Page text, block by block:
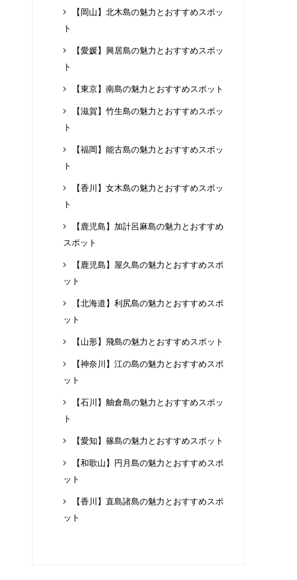
【岡山】北木島の魅力とおすすめスポッ
ト
【愛媛】興居島の魅力とおすすめスポッ
ト
【東京】南島の魅力とおすすめスポット
【滋賀】竹生島の魅力とおすすめスポッ
ト
【福岡】能古島の魅力とおすすめスポッ
ト
【香川】女木島の魅力とおすすめスポッ
ト
【鹿児島】加計呂麻島の魅力とおすすめ
スポット
【鹿児島】屋久島の魅力とおすすめスポ
ット
【北海道】利尻島の魅力とおすすめスポ
ット
【山形】飛島の魅力とおすすめスポット
【神奈川】江の島の魅力とおすすめスポ
ット
【石川】舳倉島の魅力とおすすめスポッ
ト
【愛知】篠島の魅力とおすすめスポット
【和歌山】円月島の魅力とおすすめスポ
ット
【香川】直島諸島の魅力とおすすめスポ
ット